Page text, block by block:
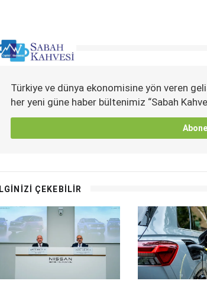
Türkiye ve dünya ekonomisine yön veren
her yeni güne haber bültenimiz “Sabah
Abone
İLGİNİZİ ÇEKEBİLİR